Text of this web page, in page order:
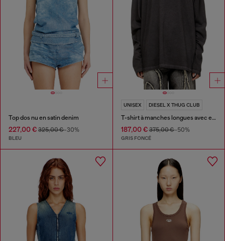
Top dos nu en satin denim
227,00 € 325,00 €-30%
BLEU
UNISEX DIESEL X THUG CLUB
T-shirt à manches longues avec effet délavé
187,00 €375,00 €-50%
GRIS FONCÉ